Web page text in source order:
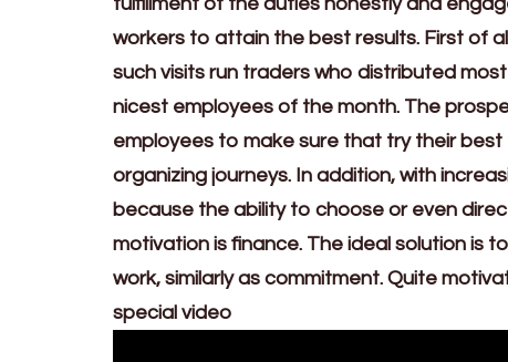
workers to attain the best results. First of
such visits run traders who distributed
nicest employees of the month. The
employees to make sure that try their
organizing journeys. In addition, with
because the ability to choose or even
motivation is finance. The ideal solution is
work, similarly as commitment. Quite
special video